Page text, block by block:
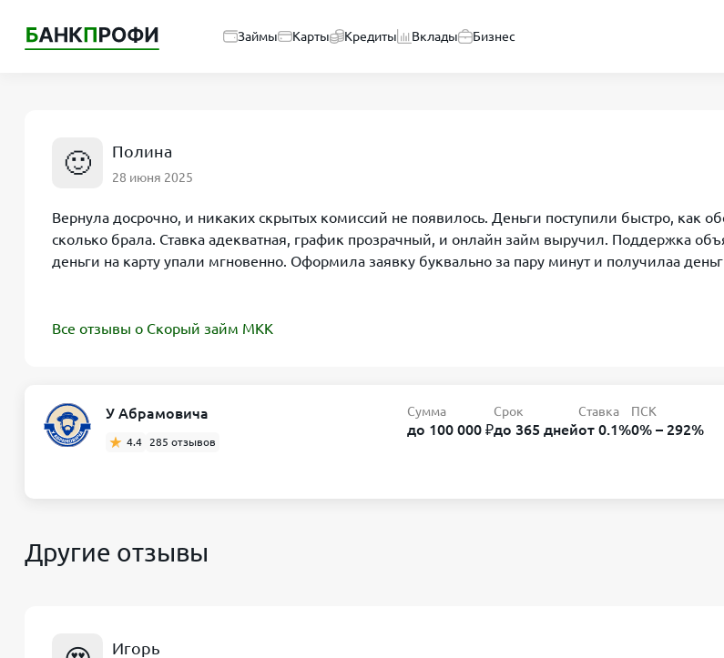
Займы Карты Кредиты Вклады Бизнес
🙂 Полина
28 июня 2025
Вернула досрочно, и никаких скрытых комиссий не появилось. Деньги поступили быстро, как
сколько брала. Ставка адекватная, график прозрачный, и онлайн займ выручил. Поддержка
деньги на карту упали мгновенно. Оформила заявку буквально за пару минут и получилаа
Все отзывы о Скорый займ МКК
У Абрамовича
4.4 285 отзывов
Сумма
до 100 000 ₽
Срок
до 365 дней
Ставка
от 0.1%
ПСК
0% – 292%
Другие отзывы
Игорь